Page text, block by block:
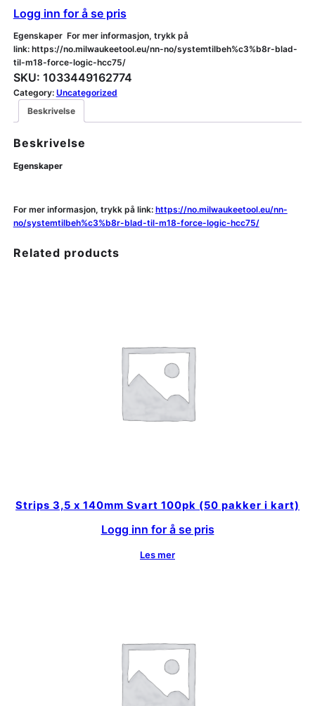
Logg inn for å se pris
Egenskaper For mer informasjon, trykk på
link: https://no.milwaukeetool.eu/nn-no/systemtilbeh%c3%b8r-blad-
til-m18-force-logic-hcc75/
SKU: 1033449162774
Category: Uncategorized
Beskrivelse
Beskrivelse
Egenskaper
For mer informasjon, trykk på link: https://no.milwaukeetool.eu/nn-
no/systemtilbeh%c3%b8r-blad-til-m18-force-logic-hcc75/
Related products
Strips 3,5 x 140mm Svart 100pk (50 pakker i kart)
Logg inn for å se pris
Les mer